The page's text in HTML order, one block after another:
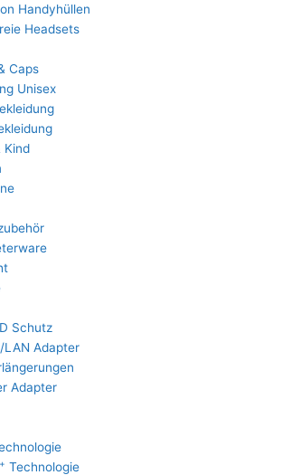
Handyhüllen
Headsets
Caps
Unisex
Kind
Schutz
LAN Adapter
Adapter
+ Technologie